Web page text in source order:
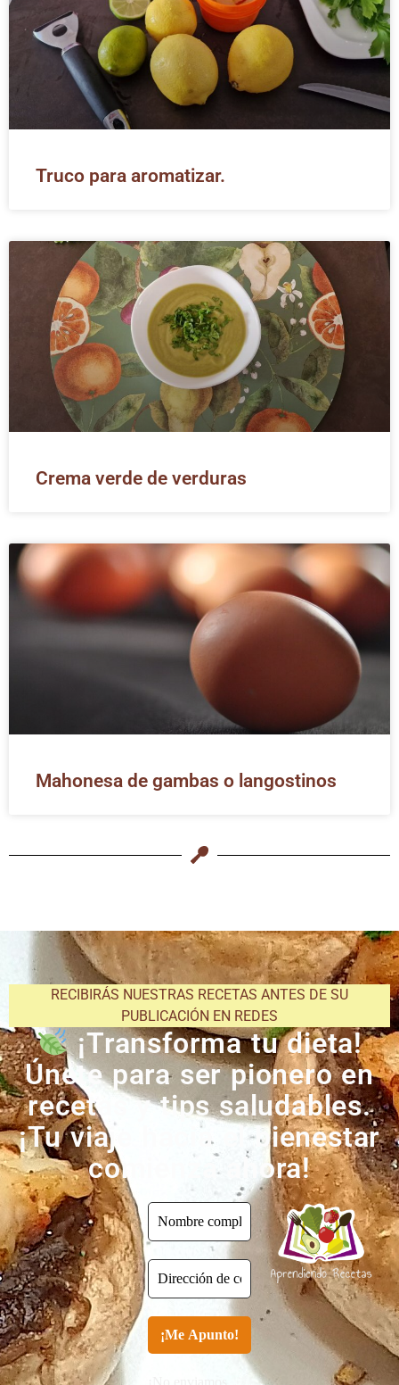
Truco para aromatizar.
Crema verde de verduras
Mahonesa de gambas o langostinos
RECIBIRÁS NUESTRAS RECETAS ANTES DE SU
PUBLICACIÓN EN REDES
¡Transforma tu dieta!
Únete para ser pionero en
recetas y tips saludables.
¡Tu viaje hacia el bienestar
comienza ahora!